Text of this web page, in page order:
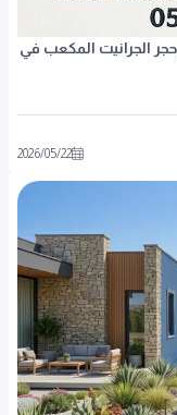
الجرانيت المكعب في
2026/05/22